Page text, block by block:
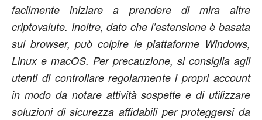
facilmente iniziare a prendere di mira altre
criptovalute. Inoltre, dato che l’estensione è basata
sul browser, può colpire le piattaforme Windows,
Linux e macOS. Per precauzione, si consiglia agli
utenti di controllare regolarmente i propri account
in modo da notare attività sospette e di utilizzare
soluzioni di sicurezza affidabili per proteggersi da